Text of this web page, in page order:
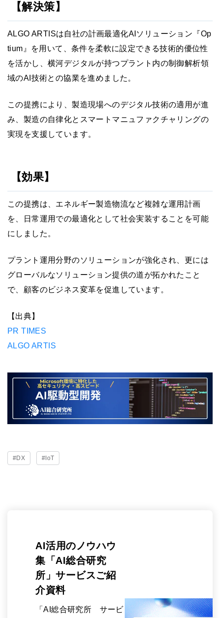
【解決策】
ALGO ARTISは自社の計画最適化AIソリューション『Op
tium』を用いて、条件を柔軟に設定できる技術的優位性
を活かし、横河デジタルが持つプラント内の制御解析領
域のAI技術との協業を進めました。
この提携により、製造現場へのデジタル技術の適用が進
み、製造の自律化とスマートマニュファクチャリングの
実現を支援しています。
【効果】
この提携は、エネルギー製造物流など複雑な運用計画
を、日常運用での最適化として社会実装することを可能
にしました。
プラント運用分野のソリューションが強化され、更には
グローバルなソリューション提供の道が拓かれたこと
で、顧客のビジネス変革を促進しています。
【出典】
PR TIMES
ALGO ARTIS
#DX #IoT
AI活用のノウハウ
集「AI総合研究
所」サービスご紹
介資料
「AI総合研究所 サービ